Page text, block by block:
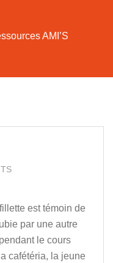
AMI’S
est témoin de
par une autre
le cours
cafétéria, la jeune